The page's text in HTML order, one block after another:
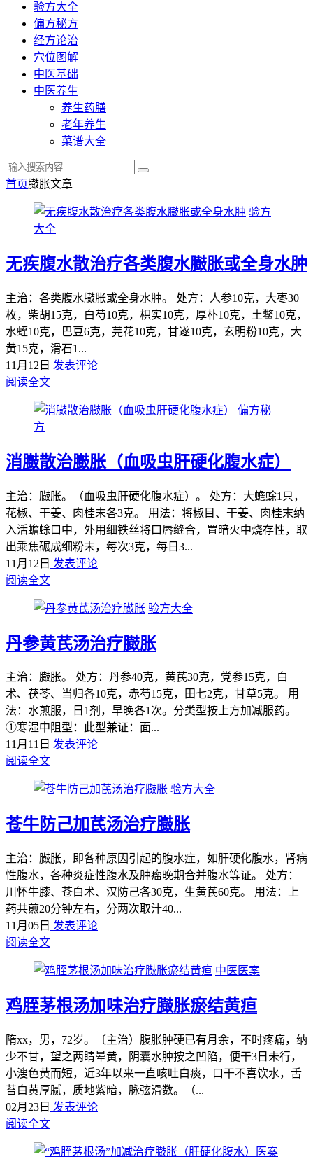
验方大全
偏方秘方
经方论治
穴位图解
中医基础
中医养生
养生药膳
老年养生
菜谱大全
首页臌胀文章
验方
大全
无疾腹水散治疗各类腹水臌胀或全身水肿
主治：各类腹水臌胀或全身水肿。 处方：人参10克，大枣30
枚，柴胡15克，白芍10克，枳实10克，厚朴10克，土鳖10克，
水蛭10克，巴豆6克，芫花10克，甘遂10克，玄明粉10克，大
黄15克，滑石1...
11月12日 发表评论
阅读全文
偏方秘
方
消臌散治臌胀（血吸虫肝硬化腹水症）
主治：臌胀。（血吸虫肝硬化腹水症）。 处方：大蟾蜍1只，
花椒、干姜、肉桂末各3克。 用法：将椒目、干姜、肉桂末纳
入活蟾蜍口中，外用细铁丝将口唇缝合，置暗火中烧存性，取
出乘焦碾成细粉末，每次3克，每日3...
11月12日 发表评论
阅读全文
验方大全
丹参黄芪汤治疗臌胀
主治：臌胀。 处方：丹参40克，黄芪30克，党参15克，白
术、茯苓、当归各10克，赤芍15克，田七2克，甘草5克。 用
法：水煎服，日1剂，早晚各1次。分类型按上方加减服药。
①寒湿中阻型：此型兼证：面...
11月11日 发表评论
阅读全文
验方大全
苍牛防己加芪汤治疗臌胀
主治：臌胀，即各种原因引起的腹水症，如肝硬化腹水，肾病
性腹水，各种炎症性腹水及肿瘤晚期合并腹水等证。 处方：
川怀牛膝、苍白术、汉防己各30克，生黄芪60克。 用法：上
药共煎20分钟左右，分两次取汁40...
11月05日 发表评论
阅读全文
中医医案
鸡胵茅根汤加味治疗臌胀瘀结黄疸
隋xx，男，72岁。〔主治）腹胀肿硬已有月余，不时疼痛，纳
少不甘，望之两睛晕黄，阴囊水肿按之凹陷，便干3日未行，
小溲色黄而短，近3年以来一直咳吐白痰，口干不喜饮水，舌
苔白黄厚腻，质地紫暗，脉弦滑数。（...
02月23日 发表评论
阅读全文